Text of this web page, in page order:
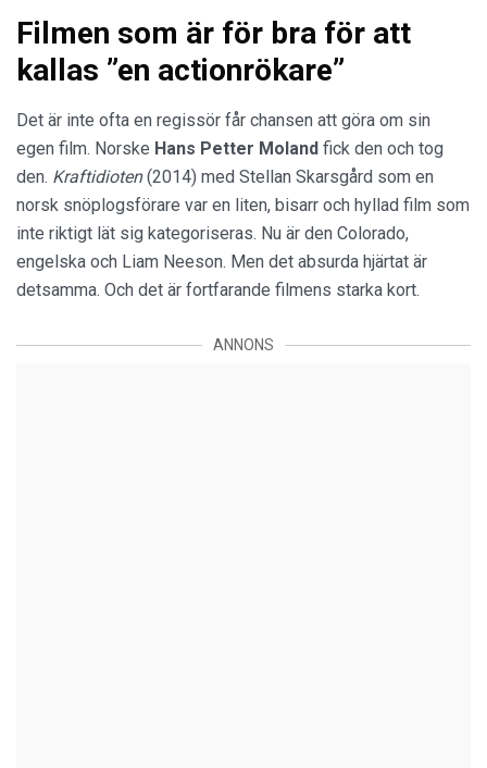
Filmen som är för bra för att
kallas ”en actionrökare”
Det är inte ofta en regissör får chansen att göra om sin
egen film. Norske Hans Petter Moland fick den och tog
den. Kraftidioten(2014) med Stellan Skarsgård som en
norsk snöplogsförare var en liten, bisarr och hyllad film som
inte riktigt lät sig kategoriseras. Nu är den Colorado,
engelska och Liam Neeson. Men det absurda hjärtat är
detsamma. Och det är fortfarande filmens starka kort.
ANNONS